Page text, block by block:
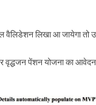
लिखा आ जायेगा तो
वृद्धजन पेंशन योजना का